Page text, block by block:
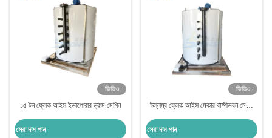
ভিডিও
১৫ টন ফ্লেক আইস ইভাপোরার ড্রাম মেশিন
সেরা দাম পান
ভিডিও
উল্লম্ব ফ্লেক আইস মেকার বাষ্পীভবন মেশিন
সেরা দাম পান